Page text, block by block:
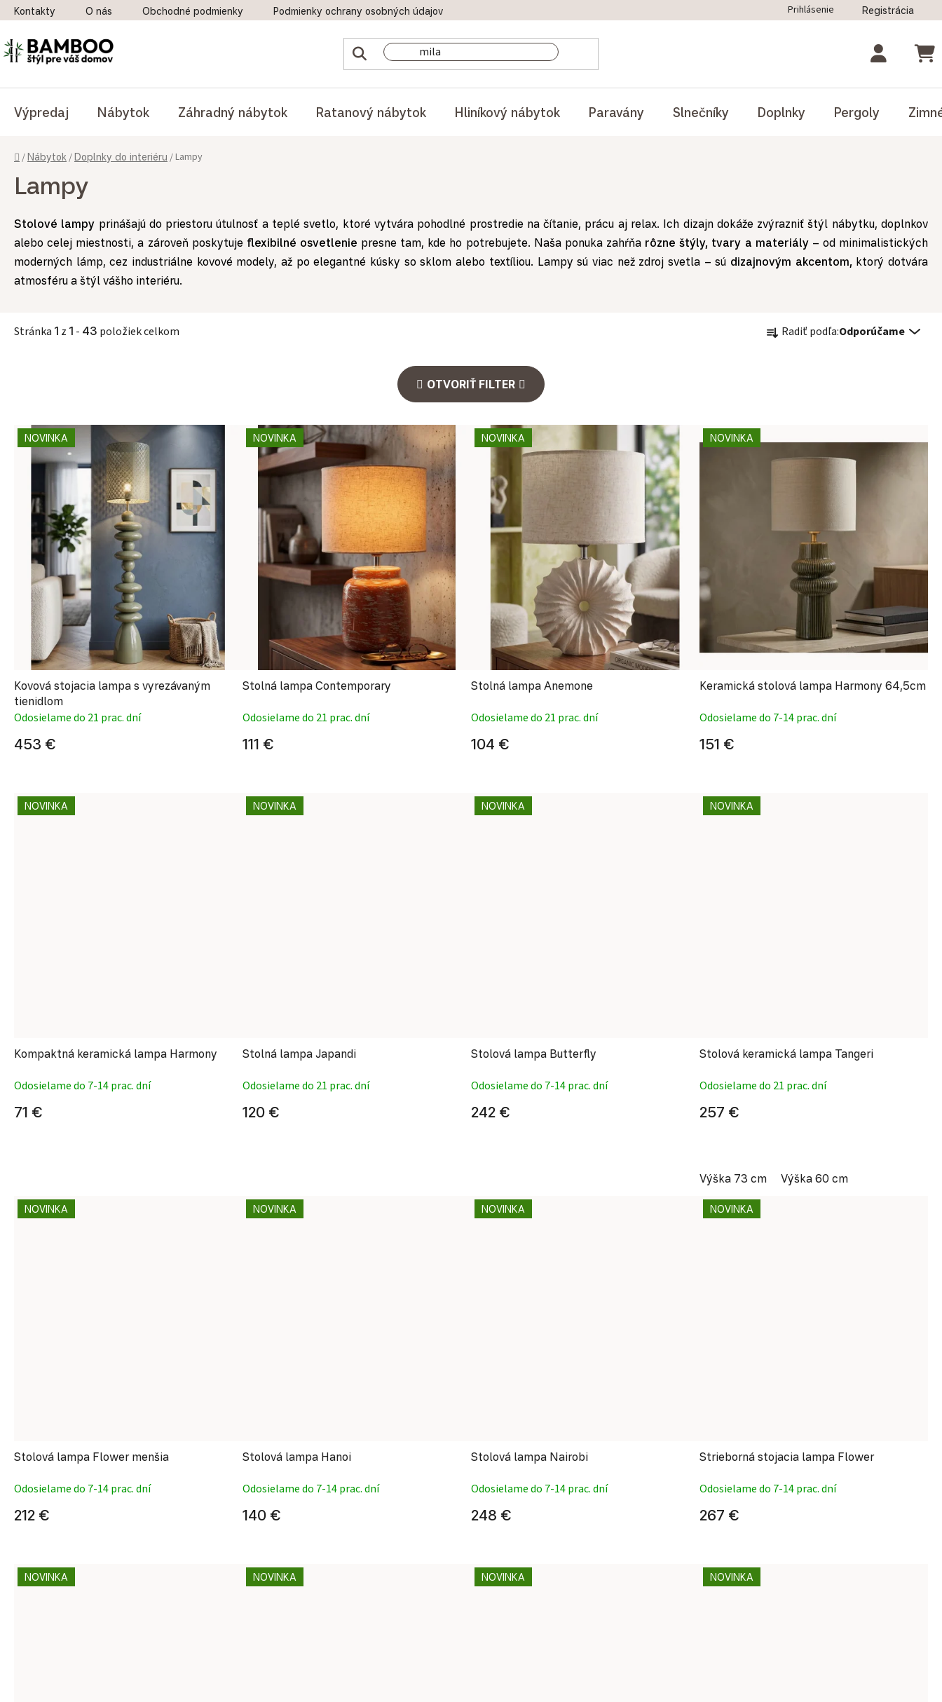
Prejsť na obsah
Kontakty O nás Obchodné podmienky Podmienky ochrany osobných údajov Odstúpenie od zmluvy
Prihlásenie Registrácia
Výpredaj Nábytok Záhradný nábytok Ratanový nábytok Hliníkový nábytok Paravány Slnečníky Doplnky Pergoly
Domov
/Nábytok /Doplnky do interiéru /Lampy
Lampy
Stolové lampy prinášajú do priestoru útulnosť a teplé svetlo, ktoré vytvára pohodlné prostredie na čítanie, prácu aj relax. Ich dizajn dokáže zvýrazniť štýl nábytku, doplnkov
alebo celej miestnosti, a zároveň poskytuje flexibilné osvetlenie presne tam, kde ho potrebujete. Naša ponuka zahŕňa rôzne štýly, tvary a materiály– od minimalistických
moderných lámp, cez industriálne kovové modely, až po elegantné kúsky so sklom alebo textíliou. Lampy sú viac než zdroj svetla – sú dizajnovým akcentom, ktorý dotvára
atmosféru a štýl vášho interiéru.
Stránka 1 z 1 - 43 položiek celkom Radiť podľa:Odporúčame
OTVORIŤ FILTER
Výpis produktov
NOVINKA
Kovová stojacia lampa s vyrezávaným
tienidlom
Odosielame do 21 prac. dní
453 €
NOVINKA
Stolná lampa Contemporary
Odosielame do 21 prac. dní
111 €
NOVINKA
Stolná lampa Anemone
Odosielame do 21 prac. dní
104 €
NOVINKA
Keramická stolová lampa Harmony 64,5cm
Odosielame do 7-14 prac. dní
151 €
NOVINKA
Kompaktná keramická lampa Harmony
Odosielame do 7-14 prac. dní
71 €
NOVINKA
Stolná lampa Japandi
Odosielame do 21 prac. dní
120 €
NOVINKA
Stolová lampa Butterfly
Odosielame do 7-14 prac. dní
242 €
NOVINKA
Stolová keramická lampa Tangeri
Odosielame do 21 prac. dní
257 €
Výška 73 cm Výška 60 cm
NOVINKA
Stolová lampa Flower menšia
Odosielame do 7-14 prac. dní
212 €
NOVINKA
Stolová lampa Hanoi
Odosielame do 7-14 prac. dní
140 €
NOVINKA
Stolová lampa Nairobi
Odosielame do 7-14 prac. dní
248 €
NOVINKA
Strieborná stojacia lampa Flower
Odosielame do 7-14 prac. dní
267 €
NOVINKA NOVINKA NOVINKA NOVINKA